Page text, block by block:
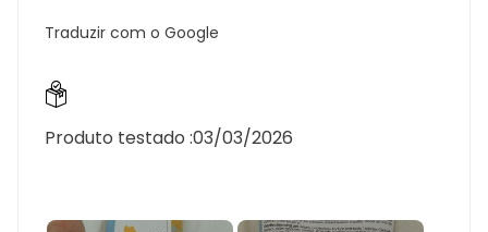
Traduzir com o Google
Produto testado :03/03/2026